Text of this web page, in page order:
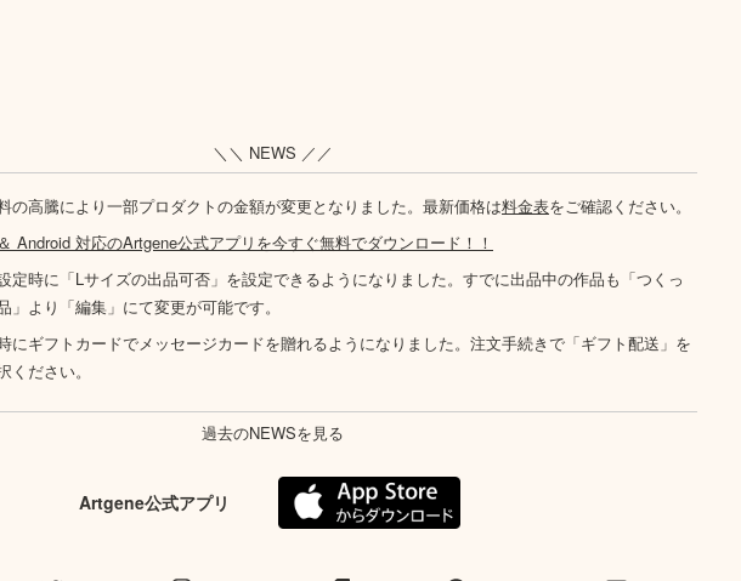
＼＼ NEWS ／／
の高騰により一部プロダクトの金額が変更となりました。最新価格は料金表をご確認ください。
Android 対応のArtgene公式アプリを今すぐ無料でダウンロード！！
定時に「Lサイズの出品可否」を設定できるようになりました。すでに出品中の作品も「つくっ
」より「編集」にて変更が可能です。
にギフトカードでメッセージカードを贈れるようになりました。注文手続きで「ギフト配送」を
ください。
過去のNEWSを見る
Artgene公式アプリ